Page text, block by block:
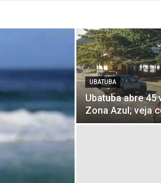
UBATUBA
Ubatuba abre 45
Zona Azul; veja